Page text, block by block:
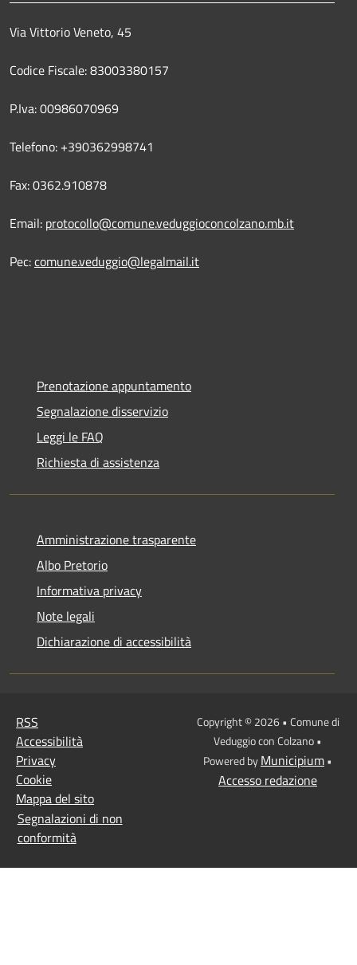
Via Vittorio Veneto, 45
Codice Fiscale: 83003380157
P.Iva: 00986070969
Telefono: +390362998741
Fax: 0362.910878
Email: protocollo@comune.veduggioconcolzano.mb.it
Pec:comune.veduggio@legalmail.it
Prenotazione appuntamento
Segnalazione disservizio
Leggi le FAQ
Richiesta di assistenza
Amministrazione trasparente
Albo Pretorio
Informativa privacy
Note legali
Dichiarazione di accessibilità
RSS
Accessibilità
Privacy
Cookie
Mappa del sito
Segnalazioni di non
conformità
Copyright © 2026 • Comune di
Veduggio con Colzano •
Powered byMunicipium•
Accesso redazione